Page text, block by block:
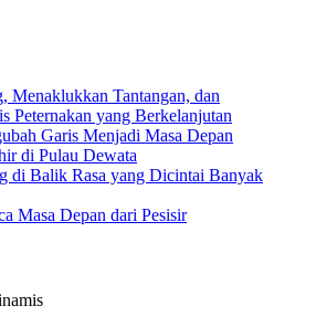
Menaklukkan Tantangan, dan
Peternakan yang Berkelanjutan
Garis Menjadi Masa Depan
di Pulau Dewata
di Balik Rasa yang Dicintai Banyak
Masa Depan dari Pesisir